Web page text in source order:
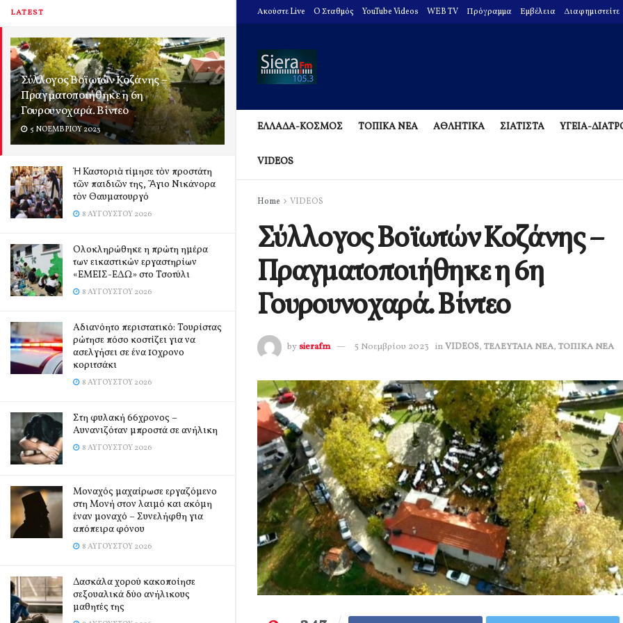
LATEST
Σύλλογος Βοϊωτών Κοζάνης –
Πραγματοποιήθηκε η 6η
Γουρουνοχαρά. Βίντεο
5 ΝΟΕΜΒΡΊΟΥ 2023
Ἡ Καστοριὰ τίμησε τὸν προστάτη
τῶν παιδιῶν της, Ἅγιο Νικάνορα
τὸν Θαυματουργό
8 ΑΥΓΟΎΣΤΟΥ 2026
Ολοκληρώθηκε η πρώτη ημέρα
των εικαστικών εργαστηρίων
«ΕΜΕΙΣ-ΕΔΩ» στο Τσοτύλι
8 ΑΥΓΟΎΣΤΟΥ 2026
Αδιανόητο περιστατικό: Τουρίστας
ρώτησε πόσο κοστίζει για να
ασελγήσει σε ένα 10χρονο
κοριτσάκι
8 ΑΥΓΟΎΣΤΟΥ 2026
Στη φυλακή 66χρονος –
Αυνανιζόταν μπροστά σε ανήλικη
8 ΑΥΓΟΎΣΤΟΥ 2026
Μοναχός μαχαίρωσε εργαζόμενο
στη Μονή στον λαιμό και ακόμη
έναν μοναχό – Συνελήφθη για
απόπειρα φόνου
8 ΑΥΓΟΎΣΤΟΥ 2026
Δασκάλα χορού κακοποίησε
σεξουαλικά δύο ανήλικους
μαθητές της
Ακούστε Live O Σταθμός YouTube Videos WEB TV Πρόγραμμα Εμβέλεια Διαφημιστείτε
ΕΛΛΑΔΑ-ΚΟΣΜΟΣ ΤΟΠΙΚΑ ΝΕΑ ΑΘΛΗΤΙΚΑ ΣΙΑΤΙΣΤΑ ΥΓΕΙΑ-
VIDEOS
Home VIDEOS
Σύλλογος Βοϊωτών Κοζάνης –
Πραγματοποιήθηκε η 6η
Γουρουνοχαρά. Βίντεο
by sierafm 5 Νοεμβρίου 2023 inVIDEOS, ΤΕΛΕΥΤΑΙΑ ΝΕΑ, ΤΟΠΙΚΑ ΝΕΑ